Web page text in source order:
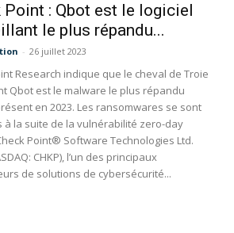
Point : Qbot est le logiciel
le plus répandu...
- 26 juillet 2023
Research indique que le cheval de Troie
Qbot est le malware le plus répandu
en 2023. Les ransomwares se sont
à la suite de la vulnérabilité zero-day
Point® Software Technologies Ltd.
CHKP), l’un des principaux
de solutions de cybersécurité...